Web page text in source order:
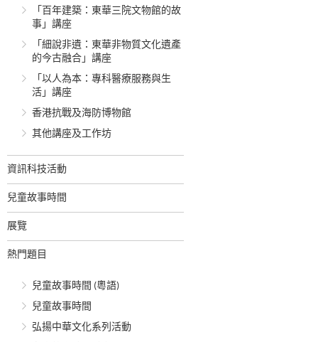
「百年建築：東華三院文物館的故
事」講座
「細說非遺：東華非物質文化遺產
的今古融合」講座
「以人為本：專科醫療服務與生
活」講座
香港抗戰及海防博物館
其他講座及工作坊
資訊科技活動
兒童故事時間
展覽
熱門題目
兒童故事時間 (粵語)
兒童故事時間
弘揚中華文化系列活動